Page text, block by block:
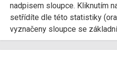
nadpisem sloupce. Kliknutím
setřídíte dle této statistiky
vyznačeny sloupce se